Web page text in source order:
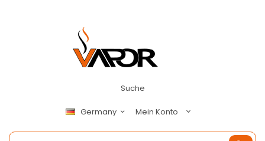
Suche
Germany Mein Konto